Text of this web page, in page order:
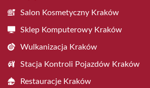
Salon Kosmetyczny Kraków
Sklep Komputerowy Kraków
Wulkanizacja Kraków
Stacja Kontroli Pojazdów Kraków
Restauracje Kraków